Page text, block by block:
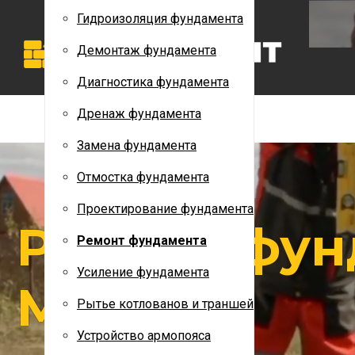
Дренаж фундамента
Замена фундамента
Отмостка фундамента
Проектирование фундамента
Ремонт фундамента
Усиление фундамента
Рытье котлованов и траншей
Устройство армопояса
Утепление фундамента
Строительство фундамента
НАШИ РАБОТЫ
Гидроизоляция фундамента
Демонтаж фундамента
Диагностика фундамента
Дренаж фундамента
Замена фундамента
Отмостка фундамента
Проектирование фундамента
Ремонт фундамента
Усиление фундамента
Рытье котлованов и траншей
Устройство армопояса
Ремонт
Москве